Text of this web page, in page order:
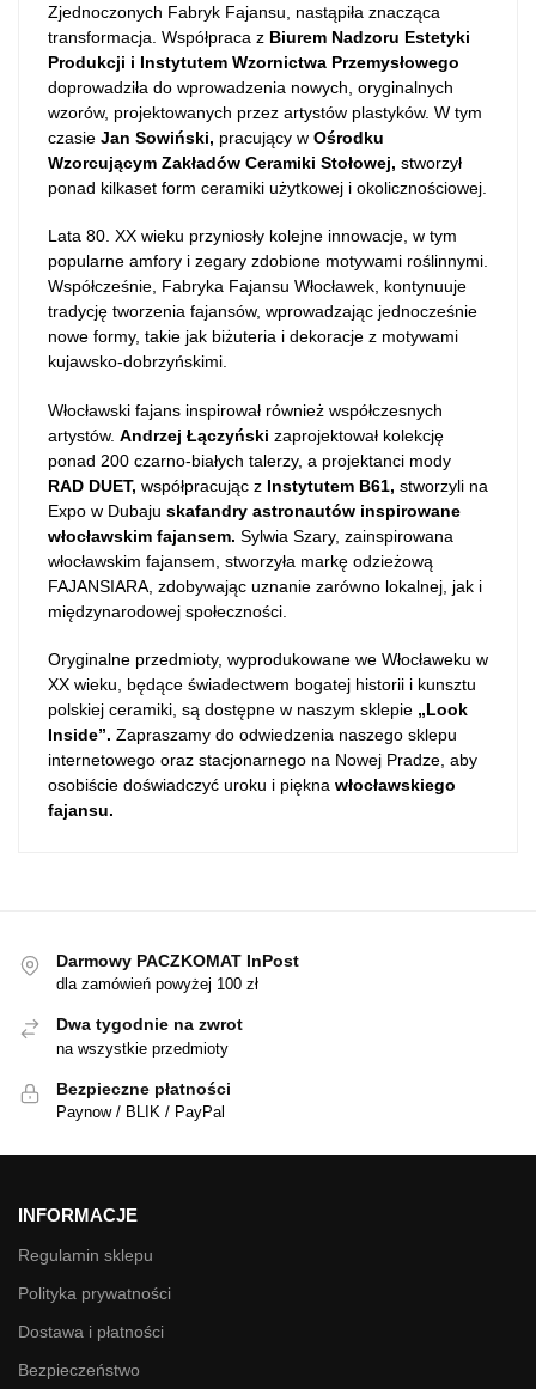
Zjednoczonych Fabryk Fajansu, nastąpiła znacząca
transformacja. Współpraca z Biurem Nadzoru Estetyki
Produkcji i Instytutem Wzornictwa Przemysłowego
doprowadziła do wprowadzenia nowych, oryginalnych
wzorów, projektowanych przez artystów plastyków. W tym
czasie Jan Sowiński, pracujący w Ośrodku
Wzorcującym Zakładów Ceramiki Stołowej, stworzył
ponad kilkaset form ceramiki użytkowej i okolicznościowej​​.
Lata 80. XX wieku przyniosły kolejne innowacje, w tym
popularne amfory i zegary zdobione motywami roślinnymi​​.
Współcześnie, Fabryka Fajansu Włocławek, kontynuuje
tradycję tworzenia fajansów, wprowadzając jednocześnie
nowe formy, takie jak biżuteria i dekoracje z motywami
kujawsko-dobrzyńskimi​​.
Włocławski fajans inspirował również współczesnych
artystów. Andrzej Łączyński zaprojektował kolekcję
ponad 200 czarno-białych talerzy, a projektanci mody
RAD DUET, współpracując z Instytutem B61, stworzyli na
Expo w Dubaju skafandry astronautów inspirowane
włocławskim fajansem​​​​. Sylwia Szary, zainspirowana
włocławskim fajansem, stworzyła markę odzieżową
FAJANSIARA, zdobywając uznanie zarówno lokalnej, jak i
międzynarodowej społeczności​​.
Oryginalne przedmioty, wyprodukowane we Włocławeku w
XX wieku, będące świadectwem bogatej historii i kunsztu
polskiej ceramiki, są dostępne w naszym sklepie „Look
Inside”. Zapraszamy do odwiedzenia naszego sklepu
internetowego oraz stacjonarnego na Nowej Pradze, aby
osobiście doświadczyć uroku i piękna włocławskiego
fajansu.
Darmowy PACZKOMAT InPost
dla zamówień powyżej 100 zł
Dwa tygodnie na zwrot
na wszystkie przedmioty
Bezpieczne płatności
Paynow / BLIK / PayPal
INFORMACJE
Regulamin sklepu
Polityka prywatności
Dostawa i płatności
Bezpieczeństwo